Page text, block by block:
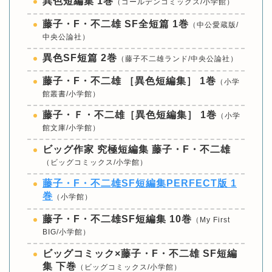
（ゴールデンコミックス/小学館）
藤子・F・不二雄 SF全短篇 1巻 （中公愛蔵版/
中央公論社）
異色SF短篇 2巻 （藤子不二雄ランド/中央公論社）
藤子・F・不二雄 ［異色短編集］ 1巻 （小学
館叢書/小学館）
藤子・Ｆ・不二雄［異色短編集］ 1巻 （小学
館文庫/小学館）
ビッグ作家 究極短編集 藤子・F・不二雄
（ビッグコミックス/小学館）
藤子・F・不二雄SF短編集PERFECT版 1
巻 （小学館）
藤子・F・不二雄SF短編集 10巻 （My First
BIG/小学館）
ビッグコミック×藤子・F・不二雄 SF短編
集 下巻 （ビッグコミックス/小学館）